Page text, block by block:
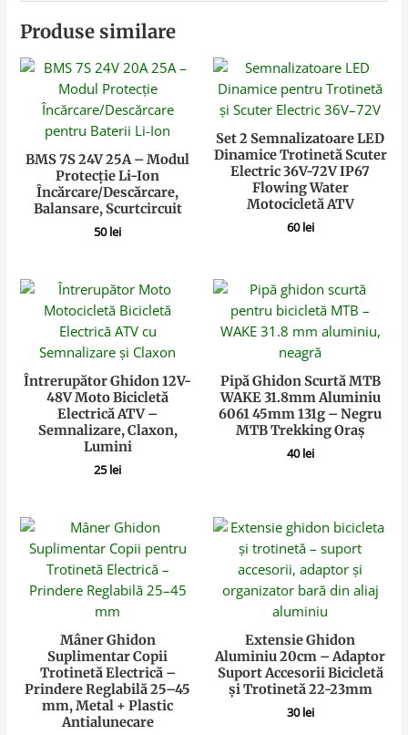
Produse similare
BMS 7S 24V 25A – Modul
Protecție Li-Ion
Încărcare/Descărcare,
Balansare, Scurtcircuit
50lei
Set 2 Semnalizatoare LED
Dinamice Trotinetă Scuter
Electric 36V-72V IP67
Flowing Water
Motocicletă ATV
60lei
Întrerupător Ghidon 12V-
48V Moto Bicicletă
Electrică ATV –
Semnalizare, Claxon,
Lumini
25lei
Pipă Ghidon Scurtă MTB
WAKE 31.8mm Aluminiu
6061 45mm 131g – Negru
MTB Trekking Oraș
40lei
Mâner Ghidon
Suplimentar Copii
Trotinetă Electrică –
Prindere Reglabilă 25–45
mm, Metal + Plastic
Antialunecare
Extensie Ghidon
Aluminiu 20cm – Adaptor
Suport Accesorii Bicicletă
și Trotinetă 22-23mm
30lei